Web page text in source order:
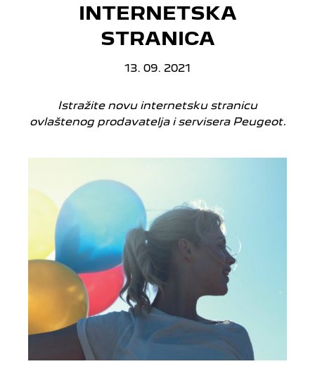
INTERNETSKA
STRANICA
13. 09. 2021
Istražite novu internetsku stranicu
ovlaštenog prodavatelja i servisera Peugeot.